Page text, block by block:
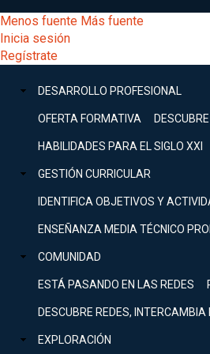
al
contenido
principal
[Educarchile
Escritorio]
Menú
entrar
mi
Menos fuente Más fuente
Inicia sesión
Regístrate
Menú
principal
DESARROLLO PROFESIONAL
OFERTA FORMATIVA
HABILIDADES PARA EL SIGLO XXI
GESTIÓN CURRICULAR
IDENTIFICA OBJETIVOS Y
ENSEÑANZA MEDIA TÉCNICO
COMUNIDAD
ESTÁ PASANDO EN LAS REDES
DESCUBRE REDES,
EXPLORACIÓN
Buscar
Menú
principal
DESARROLLO
Expand
GESTIÓN
Expand
COMUNIDAD
Expand
EXPLORACIÓN
[Educarchile
Inicia